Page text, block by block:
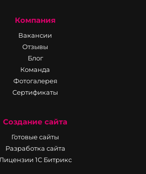
Компания
Вакансии
Отзывы
Блог
Команда
Фотогалерея
Сертификаты
Создание сайта
Готовые сайты
Разработка сайта
Лицензии 1С Битрикс